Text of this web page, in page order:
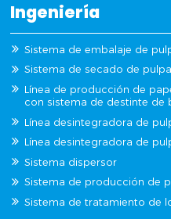
Ingeniería
Sistema de embalaje de
Sistema de secado de
Línea de producción de
con sistema de destinte de
Línea desintegradora de
Línea desintegradora de
Sistema dispersor
Sistema de producción de
Sistema de tratamiento de